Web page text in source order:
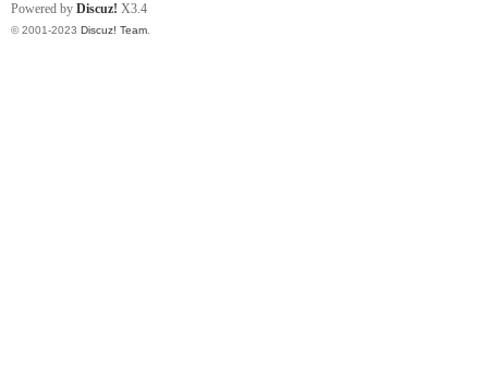
Powered by Discuz! X3.4
© 2001-2023 Discuz! Team